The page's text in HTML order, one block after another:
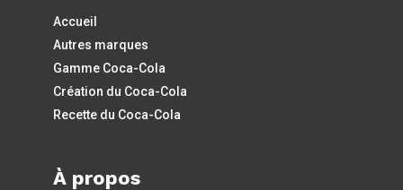
Accueil
Autres marques
Gamme Coca-Cola
Création du Coca-Cola
Recette du Coca-Cola
À propos